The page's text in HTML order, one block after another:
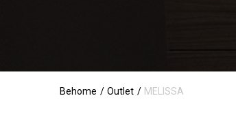
Behome Outlet MELISSA